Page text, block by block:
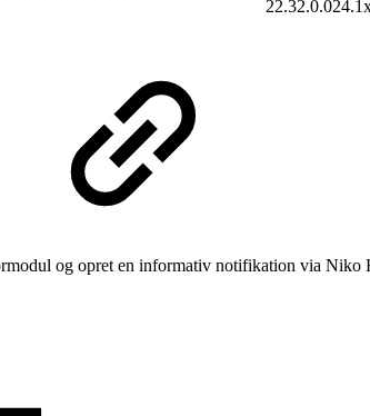
og opret en informativ notifikation via Niko